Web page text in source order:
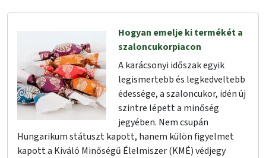
Hogyan emelje ki termékét a
szaloncukorpiacon
A karácsonyi időszak egyik
legismertebb és legkedveltebb
édessége, a szaloncukor, idén új
szintre lépett a minőség
jegyében. Nem csupán
Hungarikum státuszt kapott, hanem külön figyelmet
kapott a Kiváló Minőségű Élelmiszer (KMÉ) védjegy